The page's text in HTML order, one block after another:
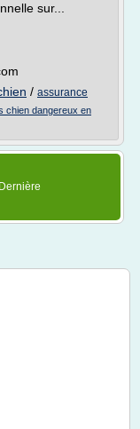
sur...
/ assurance
chien dangereux en